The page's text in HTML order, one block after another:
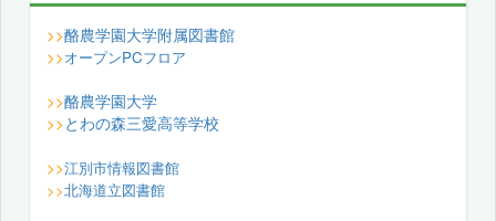
>>酪農学園大学附属図書館
>>オープンPCフロア
>>酪農学園大学
>> とわの森三愛高等学校
>>江別市情報図書館
>>北海道立図書館